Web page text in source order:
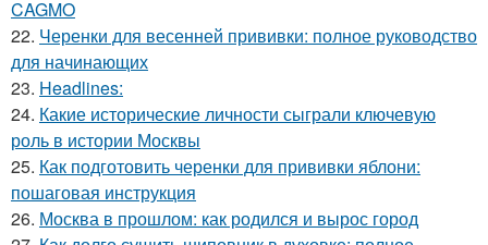
CAGMO
22. Черенки для весенней прививки: полное руководство
для начинающих
23. Headlines:
24. Какие исторические личности сыграли ключевую
роль в истории Москвы
25. Как подготовить черенки для прививки яблони:
пошаговая инструкция
26. Москва в прошлом: как родился и вырос город